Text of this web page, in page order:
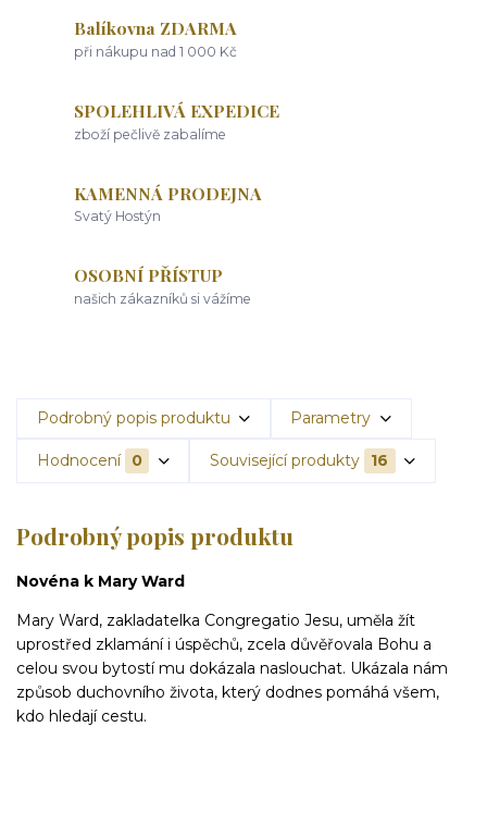
Balíkovna ZDARMA
při nákupu nad 1 000 Kč
SPOLEHLIVÁ EXPEDICE
zboží pečlivě zabalíme
KAMENNÁ PRODEJNA
Svatý Hostýn
OSOBNÍ PŘÍSTUP
našich zákazníků si vážíme
Podrobný popis produktu Parametry
Hodnocení 0 Související produkty 16
Podrobný popis produktu
Novéna k Mary Ward
Mary Ward, zakladatelka Congregatio Jesu, uměla žít
uprostřed zklamání i úspěchů, zcela důvěřovala Bohu a
celou svou bytostí mu dokázala naslouchat. Ukázala nám
způsob duchovního života, který dodnes pomáhá všem,
kdo hledají cestu.